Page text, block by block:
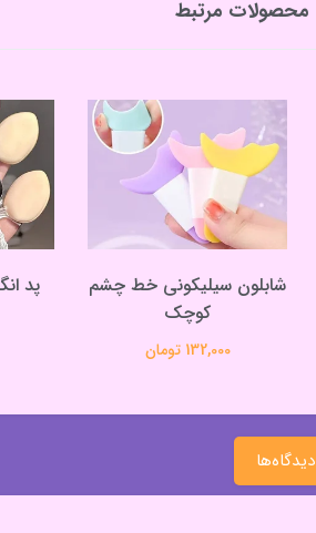
محصولات مرتبط
شابلون سیلیکونی خط چشم
کوچک
132,000 تومان
دیدگاه‌ها